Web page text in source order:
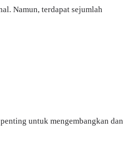
Namun, terdapat sejumlah
untuk mengembangkan dan